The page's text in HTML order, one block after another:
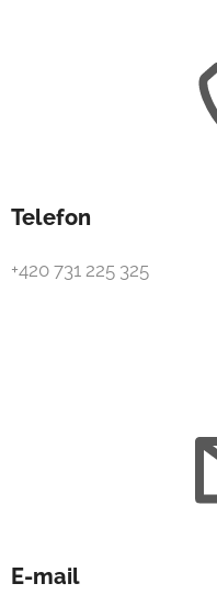
Telefon
+420 731 225 325
E-mail